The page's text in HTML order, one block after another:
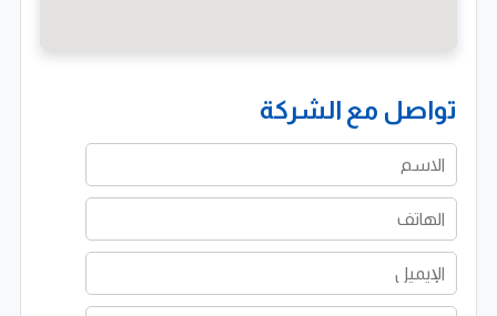
احترافي. تعتمد في ذلك على استخدام مواد عالية الجودة
تضمن المتانة وسهولة الصيانة مما يسهم في تحسين الأداء
العام للأنظمة الكهربائية.
تركيب اللوحات الكهربائية وتوزيع الطاقة بكفاءة
تعمل إنترسولار إيجيبت على تركيب وتوصيل اللوحات
الكهربائية والموزعات بما يضمن توزيع الطاقة بشكل آمن
تواصل مع الشركة